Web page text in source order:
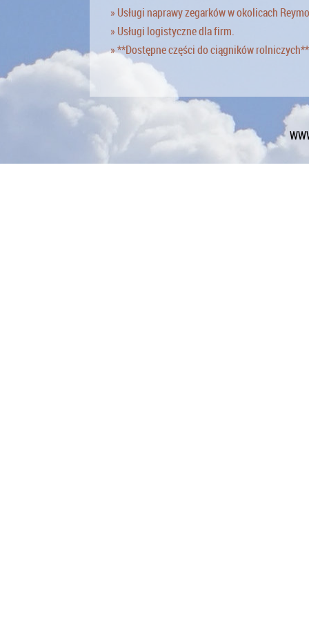
» Usługi naprawy zegarków w okolicach
» Usługi logistyczne dla firm.
» **Dostępne części do ciągników rolniczych**